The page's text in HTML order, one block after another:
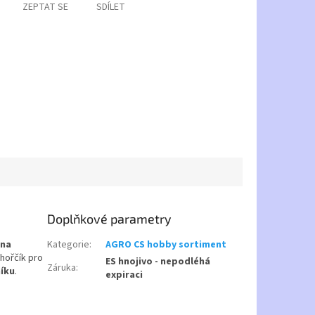
ZEPTAT SE SDÍLET
pro
.
Doplňkové parametry
Kategorie:
AGRO CS hobby sortiment
Záruka:
ES hnojivo - nepodléhá
expiraci